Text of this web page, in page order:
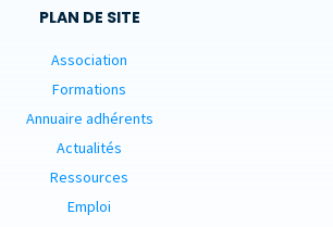
PLAN DE SITE
Association
Formations
Annuaire adhérents
Actualités
Ressources
Emploi